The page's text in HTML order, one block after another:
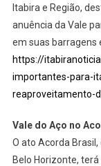
Itabira e Região,
anuência da Vale
em suas barragens
https://
importantes-para-
reaproveitamento-
Vale do Aço no
O ato Acorda
Belo Horizonte,